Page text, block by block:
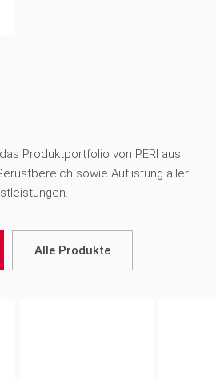
Produktportfolio von PERI aus
sowie Auflistung aller
Alle Produkte